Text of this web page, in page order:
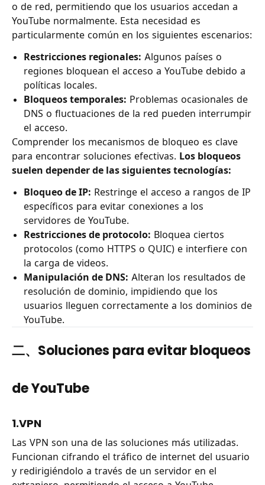
o de red, permitiendo que los usuarios accedan a
YouTube normalmente. Esta necesidad es
particularmente común en los siguientes escenarios:
Restricciones regionales: Algunos países o
regiones bloquean el acceso a YouTube debido a
políticas locales.
Bloqueos temporales: Problemas ocasionales de
DNS o fluctuaciones de la red pueden interrumpir
el acceso.
Comprender los mecanismos de bloqueo es clave
para encontrar soluciones efectivas. Los bloqueos
suelen depender de las siguientes tecnologías:
Bloqueo de IP: Restringe el acceso a rangos de IP
específicos para evitar conexiones a los
servidores de YouTube.
Restricciones de protocolo: Bloquea ciertos
protocolos (como HTTPS o QUIC) e interfiere con
la carga de videos.
Manipulación de DNS: Alteran los resultados de
resolución de dominio, impidiendo que los
usuarios lleguen correctamente a los dominios de
YouTube.
二、Soluciones para evitar bloqueos
de YouTube
1.VPN
Las VPN son una de las soluciones más utilizadas.
Funcionan cifrando el tráfico de internet del usuario
y redirigiéndolo a través de un servidor en el